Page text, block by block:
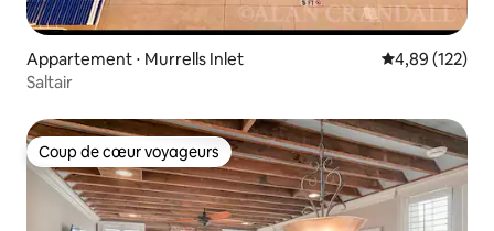
Appartement ⋅ Murrells Inlet Évaluation
4,89 (122)
Saltair
Coup de cœur voyageurs
Coup de cœur voyageurs